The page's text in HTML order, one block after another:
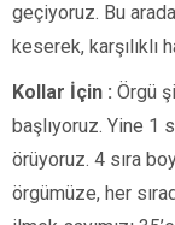
geçiyoruz. Bu
keserek, karşılıklı
Kollar İçin : Örgü
başlıyoruz. Yine 1
örüyoruz. 4 sıra
örgümüze, her